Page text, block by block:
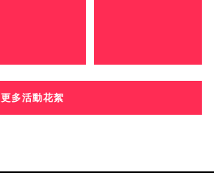
更多活動花絮